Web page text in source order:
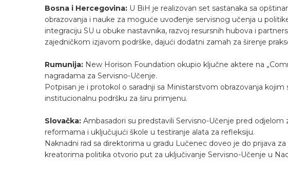
Bosna i Hercegovina: U BiH je realizovan set sastanaka sa
obrazovanja i nauke za moguće uvođenje servisnog učenja u
integraciju SU u obuke nastavnika, razvoj resursnih hubova i
zajedničkom izjavom podrške, dajući dodatni zamah za širenje
Rumunija: New Horison Foundation okupio ključne aktere na
nagradama za Servisno-Učenje.
Potpisan je i protokol o saradnji sa Ministarstvom obrazovanja
institucionalnu podršku za širu primjenu.
Slovačka: Ambasadori su predstavili Servisno-Učenje pred
reformama i uključujući škole u testiranje alata za refleksiju.
Naknadni rad sa direktorima u gradu Lučenec doveo je do prijava
kreatorima politika otvorio put za uključivanje Servisno-Učenje u